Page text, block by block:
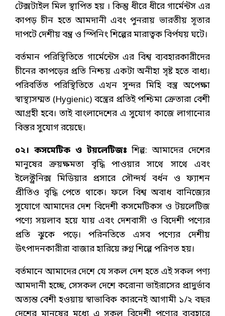
টেক্সটাইল মিল স্থাপিত হয় । কিন্তু ধীরে ধীরে গার্মেন্টস এর
কাপড় চীন হতে আমদানী এবং পুনরায় ভারতীয় সূতার
দাপটে দেশীয় বন্ত্র ও স্পিনিং শিল্পের মারাত্বক বির্পযয় ঘটে।
বর্তমান পরিস্থিতিতে গার্মেন্টেস এর বিশ্ব ব্যবহারকারীদের
চীনের কাপড়ের প্রতি নিশ্চয় একটা অনীহা সৃষ্ট হতে বাধ্য।
পরিবর্তিত পরিস্থিতিতে এখন সুন্দর মিহি বস্ত্র অপেক্ষা
স্বাস্থ্যসম্মত (Hygienic) বস্ত্রের প্রতিই পশ্চিমা ক্রেতারা বেশী
আগ্রহী হবে। তাই বাংলাদেশের এ সুযোগ কাজে লাগানোর
বিস্তর সুযোগ রয়েছে।
০২। কসমেটিক ও টয়লেটিজঃ শিল্প: আমাদের দেশের
মানুষের ক্রয়ক্ষমতা বৃদ্ধি পাওয়ার সাথে সাথে এবং
ইলেক্ট্রনিক্স মিডিয়ার প্রসারে সৌন্দর্য বর্ধন ও ফ্যাশন
প্রীতিও বৃদ্ধি পেতে থাকে। ফলে বিশ্ব অবাধ বানিজ্যের
সুযোগে আমাদের দেশ বিদেশী কসমেটিকস ও টয়লেটিজ
পণ্যে সয়লাব হয়ে যায় এবং দেশবাসী ও বিদেশী পণ্যের
প্রতি ঝুকে পড়ে। পরিনতিতে এসব পণ্যের দেশীয়
উৎপাদনকারীরা বাজার হারিয়ে রুগ্ন শিল্পে পরিণত হয়।
বর্তমানে আমাদের দেশে যে সকল দেশ হতে এই সকল পণ্য
আমদানী হচ্ছে, সেসকল দেশে করোনা ভাইরাসের প্রাদুর্ভাব
অত্যন্ত বেশী হওয়ায় স্বাভাবিক কারনেই আগামী ১/২ বছর